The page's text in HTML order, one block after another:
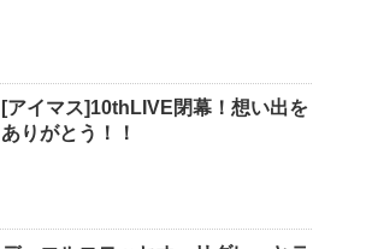
[アイマス]10thLIVE閉幕！想い出を
ありがとう！！